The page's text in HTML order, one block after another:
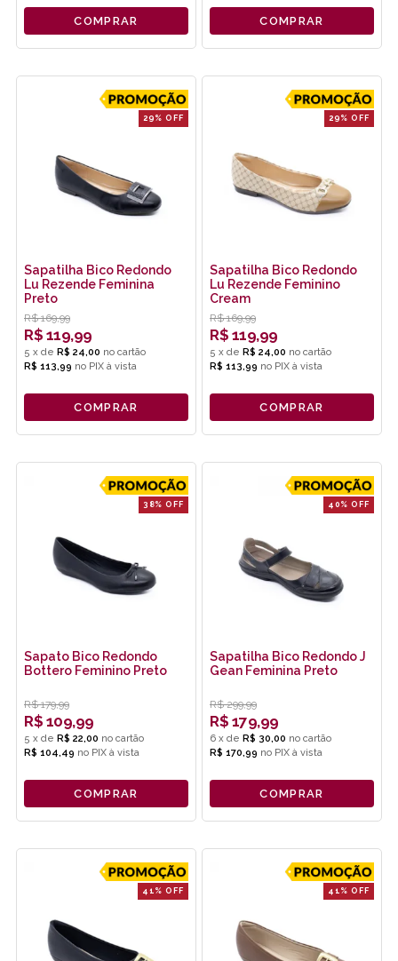
COMPRAR COMPRAR
29% OFF
Sapatilha Bico Redondo
Lu Rezende Feminina
Preto
R$ 169,99
R$ 119,99
5 x de R$ 24,00
R$ 113,99 no PIX
COMPRAR
29% OFF
Sapatilha Bico Redondo
Lu Rezende Feminino
Cream
R$ 169,99
R$ 119,99
5 x de R$ 24,00
R$ 113,99 no PIX
COMPRAR
38% OFF
Sapato Bico Redondo
Bottero Feminino Preto
R$ 179,99
R$ 109,99
5 x de R$ 22,00
R$ 104,49 no PIX
COMPRAR
40% OFF
Sapatilha Bico Redondo J
Gean Feminina Preto
R$ 299,99
R$ 179,99
6 x de R$ 30,00
R$ 170,99 no PIX
COMPRAR
41% OFF 41% OFF